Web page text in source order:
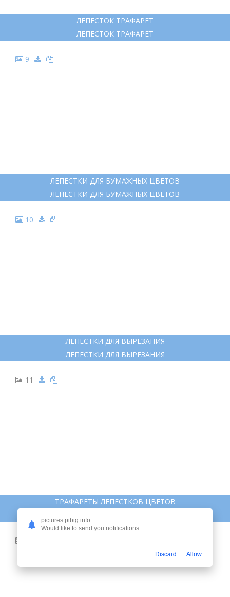
ЛЕПЕСТОК ТРАФАРЕТ
ЛЕПЕСТОК ТРАФАРЕТ
9
ЛЕПЕСТКИ ДЛЯ БУМАЖНЫХ ЦВЕТОВ
ЛЕПЕСТКИ ДЛЯ БУМАЖНЫХ ЦВЕТОВ
10
ЛЕПЕСТКИ ДЛЯ ВЫРЕЗАНИЯ
ЛЕПЕСТКИ ДЛЯ ВЫРЕЗАНИЯ
11
ТРАФАРЕТЫ ЛЕПЕСТКОВ ЦВЕТОВ
pictures.pibig.info
Would like to send you notifications
Discard Allow